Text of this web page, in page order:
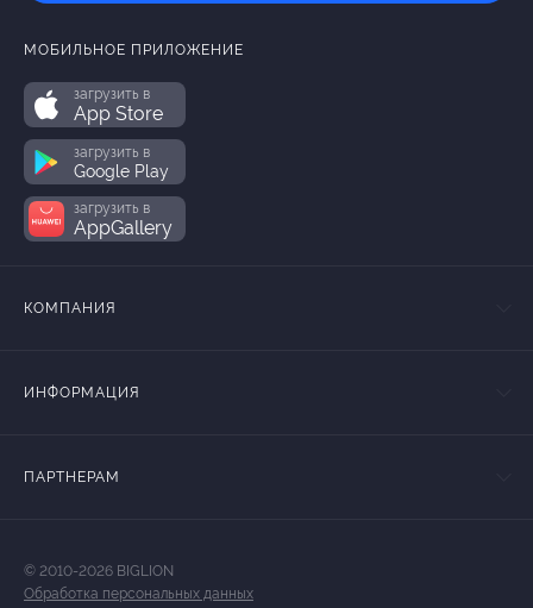
МОБИЛЬНОЕ ПРИЛОЖЕНИЕ
загрузить в
App Store
загрузить в
Google Play
загрузить в
AppGallery
КОМПАНИЯ
ИНФОРМАЦИЯ
ПАРТНЕРАМ
© 2010-2026 BIGLION
Обработка персональных данных